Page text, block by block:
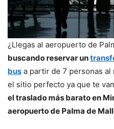
¿Llegas al aeropuerto de
buscando reservar un
bus a partir de 7 personas
el sitio perfecto ya que te
el traslado más barato en
aeropuerto de Palma de